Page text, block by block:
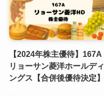
【2024年株主優待】167A
リョーサン菱洋ホールディ
ングス【合併後優待決定】